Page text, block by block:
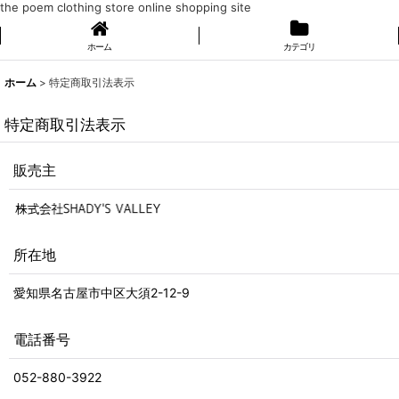
the poem clothing store online shopping site
ホーム カテゴリ
ホーム > 特定商取引法表示
特定商取引法表示
販売主
所在地
愛知県名古屋市中区大須2-12-9
電話番号
052-880-3922